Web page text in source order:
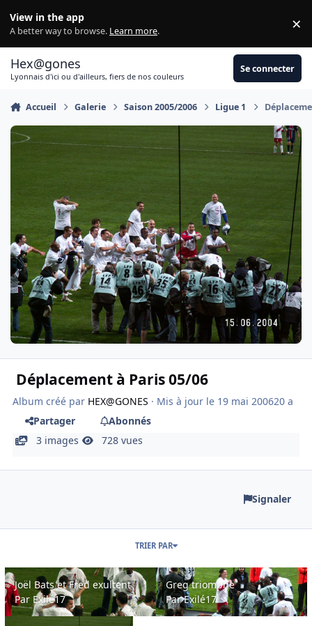
View in the app
A better way to browse. Learn more. ×
Hex@gones
Lyonnais d'ici ou d'ailleurs, fiers de nos couleurs
Se connecter
Accueil Galerie Saison 2005/2006 Ligue 1
Déplacement à Paris 05/06
Album créé par HEX@GONES · Mis à jour le 19 mai 200620 a
Partager
Abonnés
3 images
728 vues
Signaler
TRIER PAR
Joël Bats et Fred exultent
Joël Bats et Fred exultent
Par Exilé17
Greg triomphe
Greg triomphe
ParExilé17